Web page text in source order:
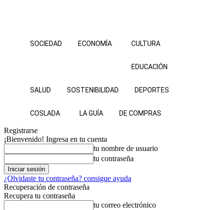
SOCIEDAD ECONOMÍA CULTURA
EDUCACIÓN
SALUD SOSTENIBILIDAD DEPORTES
COSLADA LA GUÍA DE COMPRAS
Registrarse
¡Bienvenido! Ingresa en tu cuenta
tu nombre de usuario
tu contraseña
¿Olvidaste tu contraseña? consigue ayuda
Recuperación de contraseña
Recupera tu contraseña
tu correo electrónico